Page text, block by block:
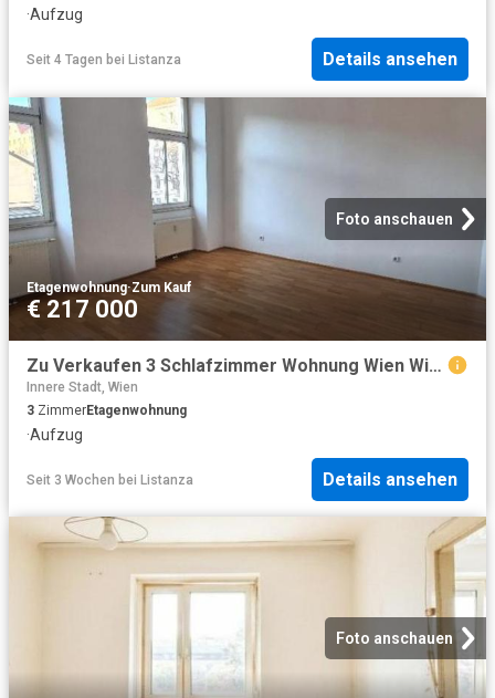
·Aufzug
Seit 4 Tagen bei Listanza Details ansehen
Foto anschauen
Etagenwohnung·Zum Kauf
€ 217 000
Zu Verkaufen 3 Schlafzimmer Wohnung Wien Wien DS103925134
Innere Stadt, Wien
3 ZimmerEtagenwohnung
·Aufzug
Seit 3 Wochen bei Listanza Details ansehen
Foto anschauen